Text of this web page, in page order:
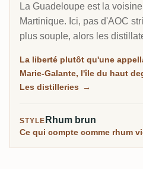
La Guadeloupe est la
Martinique. Ici, pas d'AOC
plus souple, alors les
mélasse plus riche, et sur la
Galante, certains des rhums
La liberté plutôt qu'une
Marie-Galante, l'île du haut
Les distilleries →
STYLE Rhum brun
Ce qui compte comme rhum